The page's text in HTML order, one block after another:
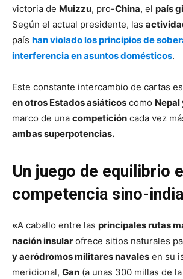
victoria de Muizzu, pro-China, el país
Según el actual presidente, las
país han violado los principios de
interferencia en asuntos domésticos.
Este constante intercambio de cartas
en otros Estados asiáticos como Nepal
marco de una competición cada vez
ambas superpotencias.
Un juego de equilibrio
competencia sino-india
«A caballo entre las principales rutas
nación insular ofrece sitios naturales
y aeródromos militares navales en su
meridional, Gan (a unas 300 millas de